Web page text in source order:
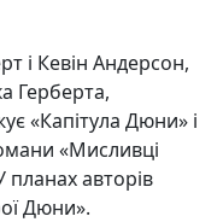
і Кевін Андерсон,
Герберта,
«Капітула Дюни» і
«Мисливці
авторів
Дюни».